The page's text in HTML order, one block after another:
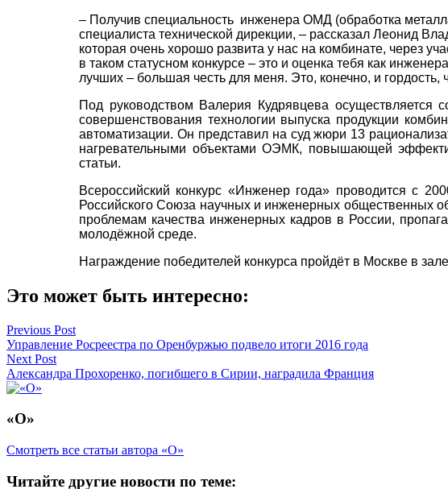
– Получив специальность инженера ОМД (обработка
специалиста технической дирекции, – рассказал Леонид
которая очень хорошо развита у нас на комбинате, через
в таком статусном конкурсе – это и оценка тебя как
лучших – большая честь для меня. Это, конечно, и
Под руководством Валерия Кудрявцева осуществляется
совершенствования технологии выпуска продукции
автоматизации. Он представил на суд жюри 13
нагревательными объектами ОЭМК, повышающей
статьи.
Всероссийский конкурс «Инженер года» проводится с
Российского Союза научных и инженерных общественных
проблемам качества инженерных кадров в России,
молодёжной среде.
Награждение победителей конкурса пройдёт в Москве в
Это может быть интересно:
Навигация
по
записям
Previous Post
Управление Росреестра по Оренбуржью подвело итоги 2016 года
Next Post
Александра Прохоренко, погибшего в Сирии, наградила Франция
«О»
Смотреть все статьи автора «О»
Читайте другие новости по теме: